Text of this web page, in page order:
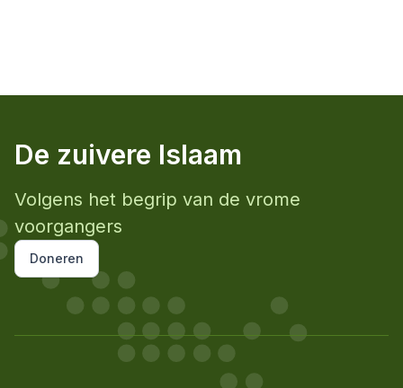
De zuivere Islaam
Volgens het begrip van de vrome
voorgangers
Doneren